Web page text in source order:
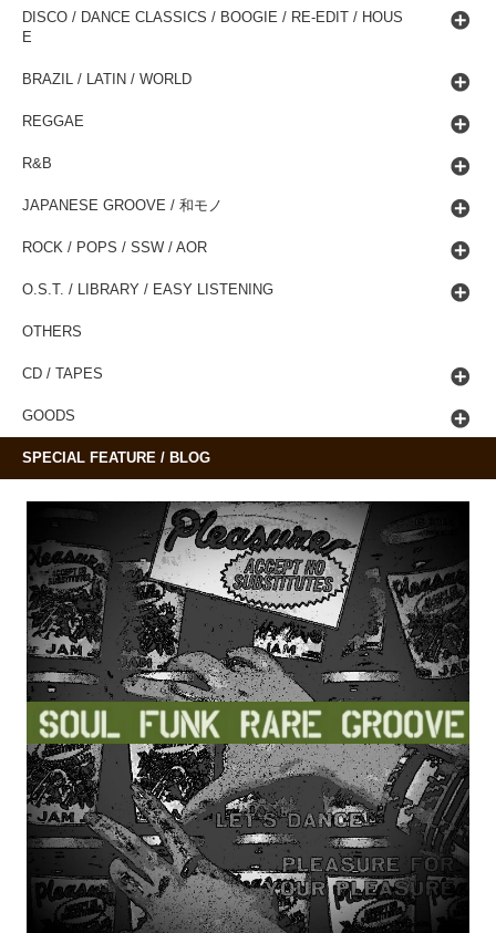
DISCO / DANCE CLASSICS / BOOGIE / RE-EDIT / HOUS
E
BRAZIL / LATIN / WORLD
REGGAE
R&B
JAPANESE GROOVE / 和モノ
ROCK / POPS / SSW / AOR
O.S.T. / LIBRARY / EASY LISTENING
OTHERS
CD / TAPES
GOODS
SPECIAL FEATURE / BLOG